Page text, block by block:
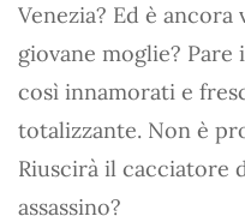
Venezia? Ed è
giovane moglie? Pare
così innamorati e
totalizzante. Non è
Riuscirà il cacciatore
assassino?